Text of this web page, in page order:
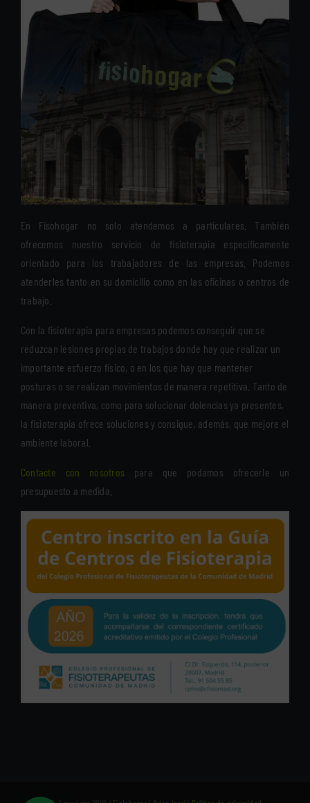
En Fisohogar no solo atendemos a particulares. También
ofrecemos nuestro servicio de fisioterapia específicamente
orientado para los trabajadores de las empresas. Podemos
atenderles tanto en su domicilio como en las oficinas o centros de
trabajo.
Con la fisioterapia para empresas podemos conseguir que se
reduzcan lesiones propias de trabajos donde hay que realizar un
importante esfuerzo físico, o en los que hay que mantener
posturas o se realizan movimientos de manera repetitiva. Tanto de
manera preventiva, como para solucionar dolencias ya presentes,
la fisioterapia ofrece soluciones y consigue, además, que mejore el
ambiente laboral.
Contacte con nosotros para que podamos ofrecerle un
presupuesto a medida.